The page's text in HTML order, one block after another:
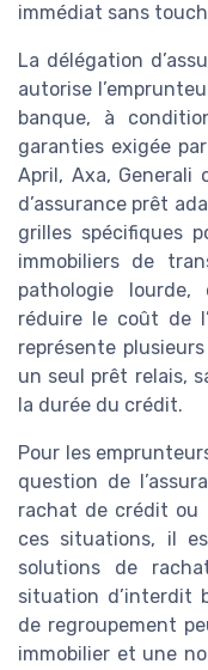
immédiat sans
La délégation
autorise
banque, à
garanties exigée
April, Axa, Generali
d’assurance prêt
grilles spécifiques
immobiliers de
pathologie
réduire le coût de
représente
un seul prêt relais,
la durée du crédit.
Pour les
question de
rachat de crédit ou
ces situations, il
solutions de
situation d’interdit
de regroupement
immobilier et une